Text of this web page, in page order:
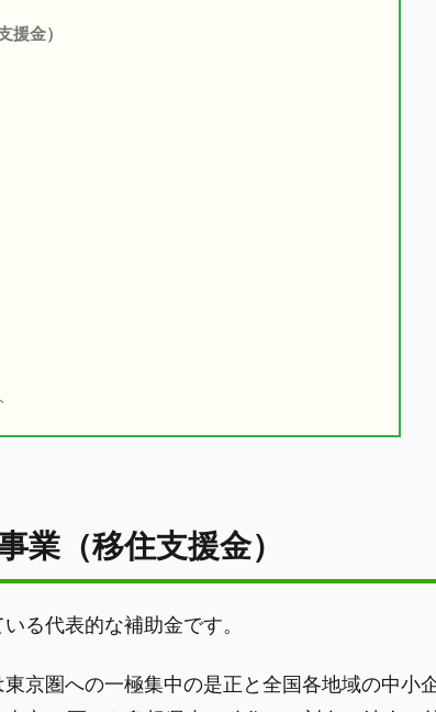
援金）
業（移住支援金）
る代表的な補助金です。
京圏への一極集中の是正と全国各地域の中小